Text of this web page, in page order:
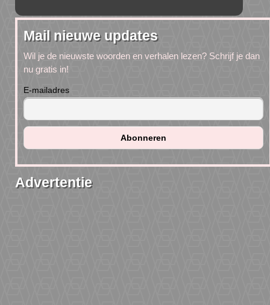
Mail nieuwe updates
Wil je de nieuwste woorden en verhalen lezen? Schrijf je dan
nu gratis in!
E-mailadres
Advertentie